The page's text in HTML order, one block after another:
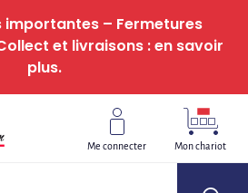
– Fermetures
et livraisons : en savoir
plus.
Me connecter Mon chariot